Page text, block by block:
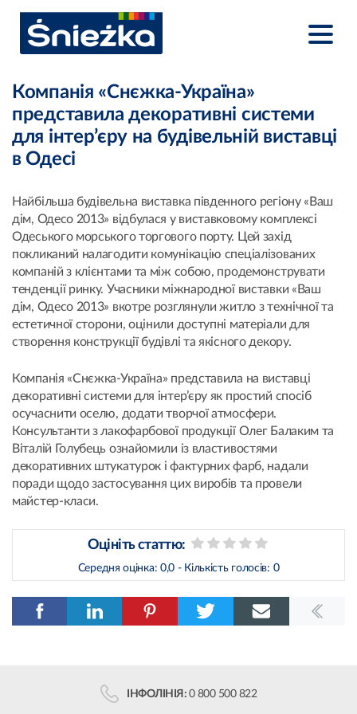
Компанія «Снєжка-Україна»
представила декоративні системи
для інтер’єру на будівельній виставці
в Одесі
Найбільша будівельна виставка південного регіону «Ваш
дім, Одесо 2013» відбулася у виставковому комплексі
Одеського морського торгового порту. Цей захід
покликаний налагодити комунікацію спеціалізованих
компаній з клієнтами та між собою, продемонструвати
тенденції ринку. Учасники міжнародної виставки «Ваш
дім, Одесо 2013» вкотре розглянули житло з технічної та
естетичної сторони, оцінили доступні матеріали для
створення конструкції будівлі та якісного декору.
Компанія «Снєжка-Україна» представила на виставці
декоративні системи для інтер’єру як простий спосіб
осучаснити оселю, додати творчої атмосфери.
Консультанти з лакофарбової продукції Олег Балаким та
Віталій Голубець ознайомили із властивостями
декоративних штукатурок і фактурних фарб, надали
поради щодо застосування цих виробів та провели
майстер-класи.
Оцініть статтю:
Середня оцінка: 0,0 - Кількість голосів: 0
ІНФОЛІНІЯ: 0 800 500 822